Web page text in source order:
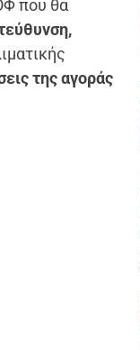
που θα
της αγοράς